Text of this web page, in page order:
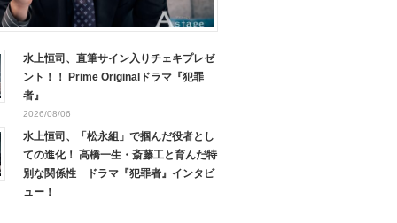
水上恒司、直筆サイン入りチェキプレゼ
ント！！ Prime Originalドラマ『犯罪
者』
2026/08/06
水上恒司、「松永組」で掴んだ役者とし
ての進化！ 高橋一生・斎藤工と育んだ特
別な関係性 ドラマ『犯罪者』インタビ
ュー！